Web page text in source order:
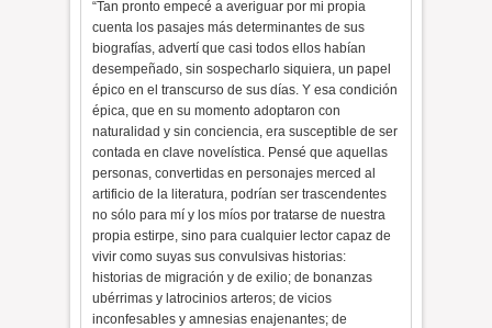
“Tan pronto empecé a averiguar por mi propia
cuenta los pasajes más determinantes de sus
biografías, advertí que casi todos ellos habían
desempeñado, sin sospecharlo siquiera, un papel
épico en el transcurso de sus días. Y esa condición
épica, que en su momento adoptaron con
naturalidad y sin conciencia, era susceptible de ser
contada en clave novelística. Pensé que aquellas
personas, convertidas en personajes merced al
artificio de la literatura, podrían ser trascendentes
no sólo para mí y los míos por tratarse de nuestra
propia estirpe, sino para cualquier lector capaz de
vivir como suyas sus convulsivas historias:
historias de migración y de exilio; de bonanzas
ubérrimas y latrocinios arteros; de vicios
inconfesables y amnesias enajenantes; de